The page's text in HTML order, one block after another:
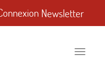
Newsletter
Toggle